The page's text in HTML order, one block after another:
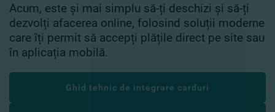
Acum, este și mai simplu să-ți deschizi și să-ți
dezvolți afacerea online, folosind soluții moderne
care îți permit să accepți plățile direct pe site sau
în aplicația mobilă.
Ghid tehnic de integrare carduri